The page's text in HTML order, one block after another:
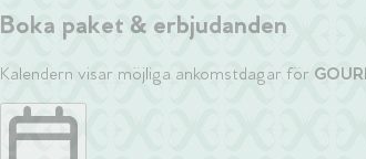
Boka paket & erbjudanden
Kalendern visar möjliga ankomstdagar för